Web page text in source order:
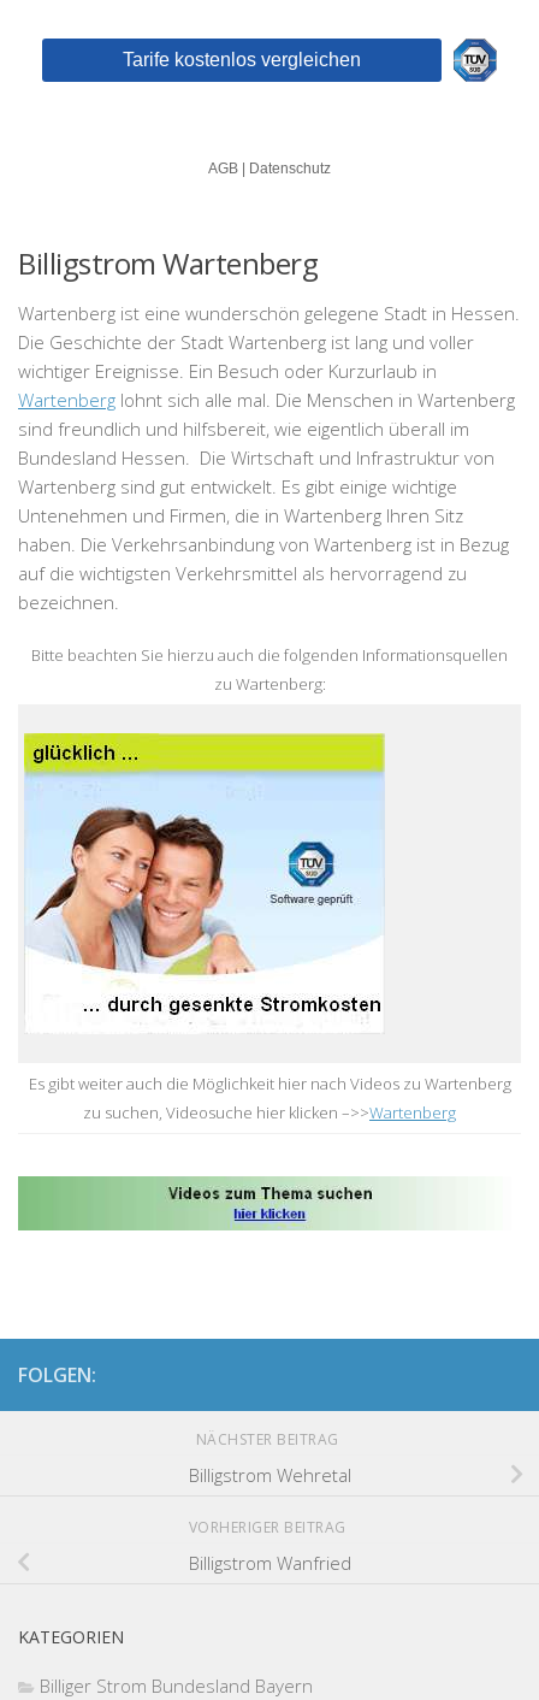
Billigstrom Wartenberg
Wartenberg ist eine wunderschön gelegene Stadt in Hessen.
Die Geschichte der Stadt Wartenberg ist lang und voller
wichtiger Ereignisse. Ein Besuch oder Kurzurlaub in
Wartenberg lohnt sich alle mal. Die Menschen in Wartenberg
sind freundlich und hilfsbereit, wie eigentlich überall im
Bundesland Hessen. Die Wirtschaft und Infrastruktur von
Wartenberg sind gut entwickelt. Es gibt einige wichtige
Untenehmen und Firmen, die in Wartenberg Ihren Sitz
haben. Die Verkehrsanbindung von Wartenberg ist in Bezug
auf die wichtigsten Verkehrsmittel als hervorragend zu
bezeichnen.
Bitte beachten Sie hierzu auch die folgenden Informationsquellen
zu Wartenberg:
Es gibt weiter auch die Möglichkeit hier nach Videos zu Wartenberg
zu suchen, Videosuche hier klicken –>>Wartenberg
FOLGEN:
NÄCHSTER BEITRAG
Billigstrom Wehretal
VORHERIGER BEITRAG
Billigstrom Wanfried
KATEGORIEN
Billiger Strom Bundesland Bayern